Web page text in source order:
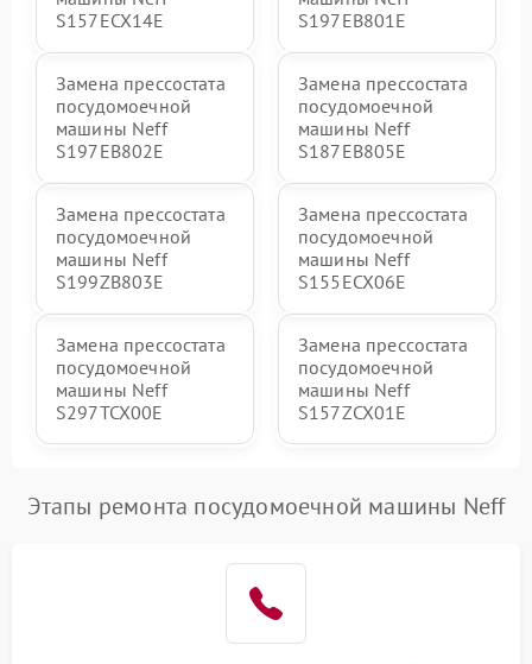
S157ECX14E
S197EB801E
Замена прессостата
посудомоечной
машины Neff
S197EB802E
Замена прессостата
посудомоечной
машины Neff
S187EB805E
Замена прессостата
посудомоечной
машины Neff
S199ZB803E
Замена прессостата
посудомоечной
машины Neff
S155ECX06E
Замена прессостата
посудомоечной
машины Neff
S297TCX00E
Замена прессостата
посудомоечной
машины Neff
S157ZCX01E
Этапы ремонта посудомоечной машины Neff